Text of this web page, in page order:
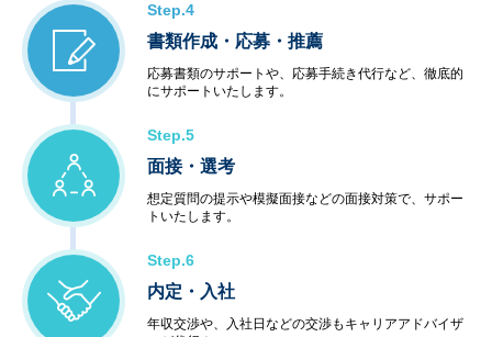
Step.4
書類作成・応募・推薦
応募書類のサポートや、応募手続き代行など、徹底的
にサポートいたします。
Step.5
面接・選考
想定質問の提示や模擬面接などの面接対策で、サポー
トいたします。
Step.6
内定・入社
年収交渉や、入社日などの交渉もキャリアアドバイザ